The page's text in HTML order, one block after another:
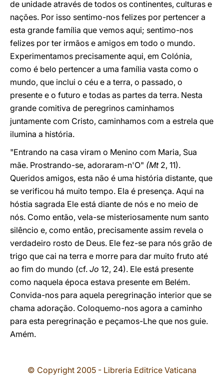
de unidade através de todos os continentes, culturas e
nações. Por isso sentimo-nos felizes por pertencer a
esta grande família que vemos aqui; sentimo-nos
felizes por ter irmãos e amigos em todo o mundo.
Experimentamos precisamente aqui, em Colónia,
como é belo pertencer a uma família vasta como o
mundo, que inclui o céu e a terra, o passado, o
presente e o futuro e todas as partes da terra. Nesta
grande comitiva de peregrinos caminhamos
juntamente com Cristo, caminhamos com a estrela que
ilumina a história.
"Entrando na casa viram o Menino com Maria, Sua
mãe. Prostrando-se, adoraram-n'O" (Mt2, 11).
Queridos amigos, esta não é uma história distante, que
se verificou há muito tempo. Ela é presença. Aqui na
hóstia sagrada Ele está diante de nós e no meio de
nós. Como então, vela-se misteriosamente num santo
silêncio e, como então, precisamente assim revela o
verdadeiro rosto de Deus. Ele fez-se para nós grão de
trigo que cai na terra e morre para dar muito fruto até
ao fim do mundo (cf. Jo 12, 24). Ele está presente
como naquela época estava presente em Belém.
Convida-nos para aquela peregrinação interior que se
chama adoração. Coloquemo-nos agora a caminho
para esta peregrinação e peçamos-Lhe que nos guie.
Amém.
© Copyright 2005 - Libreria Editrice Vaticana